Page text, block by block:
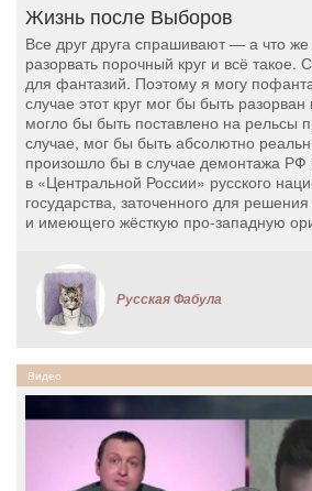
Жизнь после Выборов
Все друг друга спрашивают — а что же
разорвать порочный круг и всё такое.
для фантазий. Поэтому я могу
случае этот круг мог бы быть
могло бы быть поставлено на рельсы
случае, мог бы быть абсолютно
произошло бы в случае демонтажа РФ
в «Центральной России» русского
государства, заточенного для
и имеющего жёсткую про-западную
Русская Фабула
Видео